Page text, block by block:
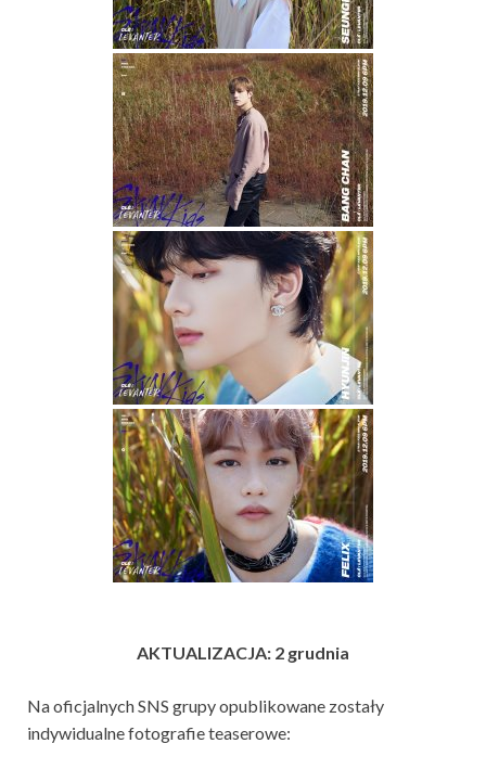
AKTUALIZACJA: 2 grudnia
Na oficjalnych SNS grupy opublikowane zostały
indywidualne fotografie teaserowe: